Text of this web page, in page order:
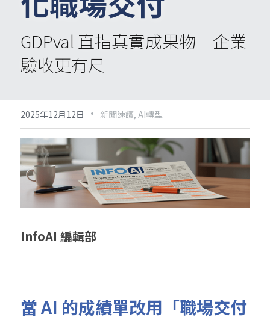
email聯絡
GDPval 直指真實成果物　企業
驗收更有尺
2025年12月12日 · 新聞速讀, AI轉型
InfoAI 編輯部
當 AI 的成績單改用「職場交付